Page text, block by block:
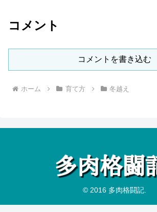
コメント
コメントを書き込む
ホーム 育て方 冬越え
© 2016 多肉格闘記.